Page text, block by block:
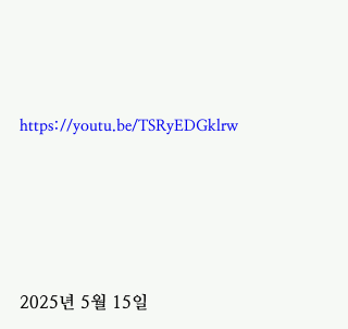
https://youtu.be/TSRyEDGklrw
2025년 5월 15일